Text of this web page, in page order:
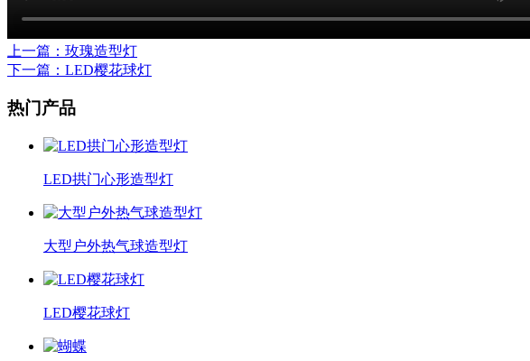
上一篇 ：玫瑰造型灯
下一篇 ：LED樱花球灯
热门产品
LED拱门心形造型灯
大型户外热气球造型灯
LED樱花球灯